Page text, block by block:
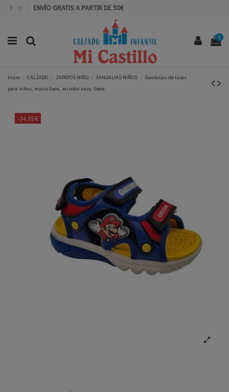
ENVÍO GRATIS A PARTIR DE 50€
0
Inicio CALZADO ZAPATOS NIÑO SANDALIAS NIÑOS
Sandalias de luces
para niños, marca Geox, en color navy. Geox
-34,95 €